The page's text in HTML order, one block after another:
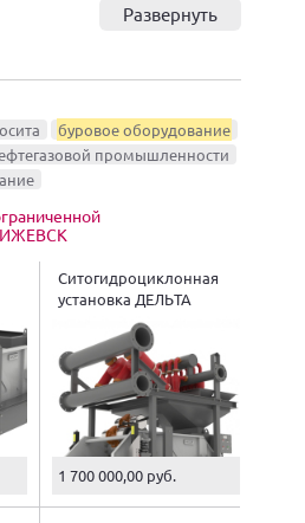
Развернуть
буровое оборудование
промышленности
ИЖЕВСК
Ситогидроциклонная
установка ДЕЛЬТА
1 700 000,00 руб.